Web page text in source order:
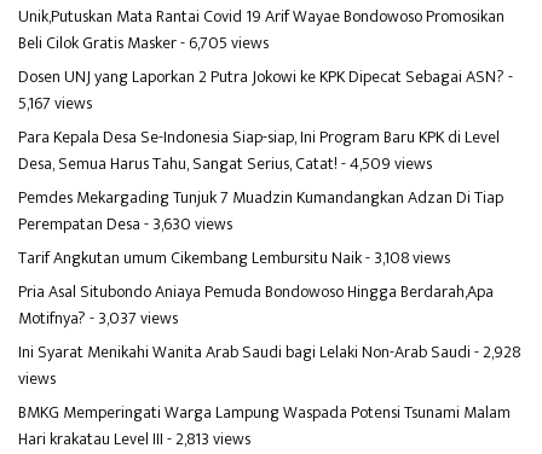
Unik,Putuskan Mata Rantai Covid 19 Arif Wayae Bondowoso Promosikan
Beli Cilok Gratis Masker- 6,705 views
Dosen UNJ yang Laporkan 2 Putra Jokowi ke KPK Dipecat Sebagai ASN?-
5,167 views
Para Kepala Desa Se-Indonesia Siap-siap, Ini Program Baru KPK di Level
Desa, Semua Harus Tahu, Sangat Serius, Catat!- 4,509 views
Pemdes Mekargading Tunjuk 7 Muadzin Kumandangkan Adzan Di Tiap
Perempatan Desa- 3,630 views
Tarif Angkutan umum Cikembang Lembursitu Naik- 3,108 views
Pria Asal Situbondo Aniaya Pemuda Bondowoso Hingga Berdarah,Apa
Motifnya?- 3,037 views
Ini Syarat Menikahi Wanita Arab Saudi bagi Lelaki Non-Arab Saudi- 2,928
views
BMKG Memperingati Warga Lampung Waspada Potensi Tsunami Malam
Hari krakatau Level III- 2,813 views